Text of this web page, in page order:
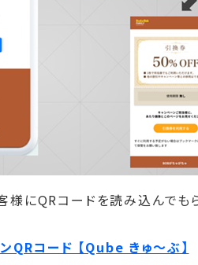
様にQRコードを読み込んでも
QRコード 【Qube きゅ～ぶ】